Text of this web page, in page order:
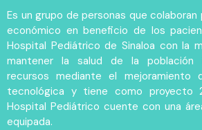
Es un grupo de personas que colaboran
económico en beneficio de los
Hospital Pediátrico de Sinaloa con la
mantener la salud de la población
recursos mediante el mejoramiento
tecnológica y tiene como proyecto
Hospital Pediátrico cuente con una
equipada.